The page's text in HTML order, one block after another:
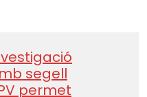
segell
permet